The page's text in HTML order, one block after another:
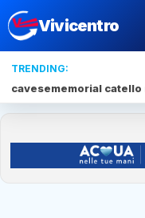
Vivicentro
TRENDING:
cavesememorial catello